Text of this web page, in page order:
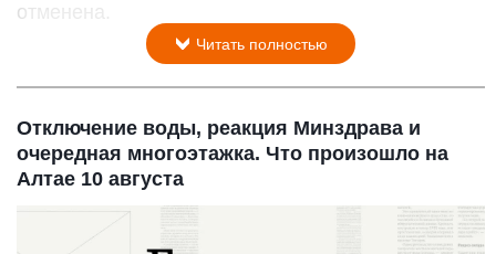
отменена.
Читать полностью
Отключение воды, реакция Минздрава и
очередная многоэтажка. Что произошло на
Алтае 10 августа